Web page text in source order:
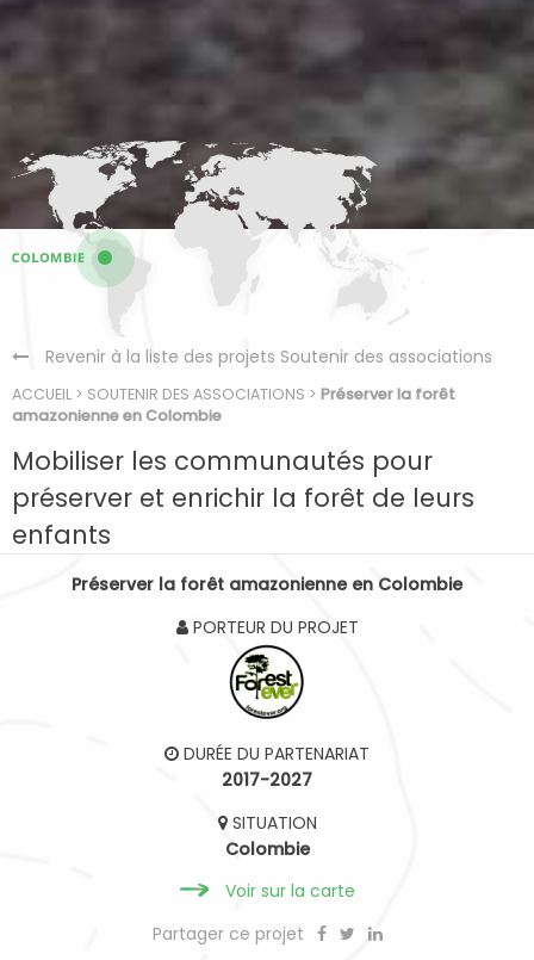
Revenir à la liste des projets Soutenir des associations
ACCUEIL > SOUTENIR DES ASSOCIATIONS > Préserver la forêt
amazonienne en Colombie
Mobiliser les communautés pour
préserver et enrichir la forêt de leurs
enfants
Préserver la forêt amazonienne en Colombie
PORTEUR DU PROJET
DURÉE DU PARTENARIAT
2017-2027
SITUATION
Colombie
Voir sur la carte
Partager ce projet